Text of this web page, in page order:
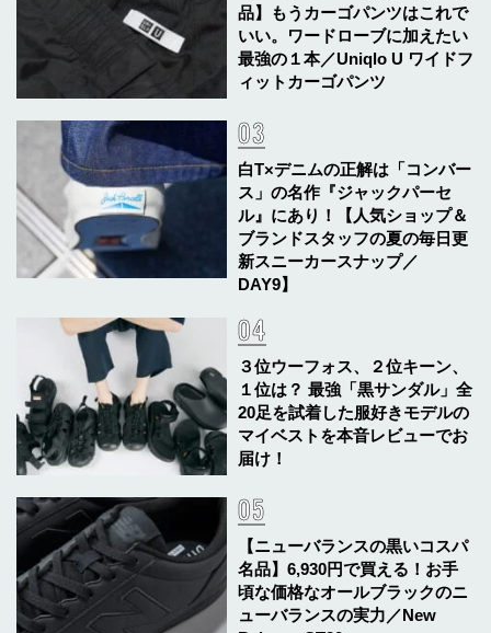
品】もうカーゴパンツはこれで
いい。ワードローブに加えたい
最強の１本／Uniqlo U ワイドフ
ィットカーゴパンツ
白T×デニムの正解は「コンバー
ス」の名作『ジャックパーセ
ル』にあり！【人気ショップ＆
ブランドスタッフの夏の毎日更
新スニーカースナップ／
DAY9】
３位ウーフォス、２位キーン、
１位は？ 最強「黒サンダル」全
20足を試着した服好きモデルの
マイベストを本音レビューでお
届け！
【ニューバランスの黒いコスパ
名品】6,930円で買える！お手
頃な価格なオールブラックのニ
ューバランスの実力／New